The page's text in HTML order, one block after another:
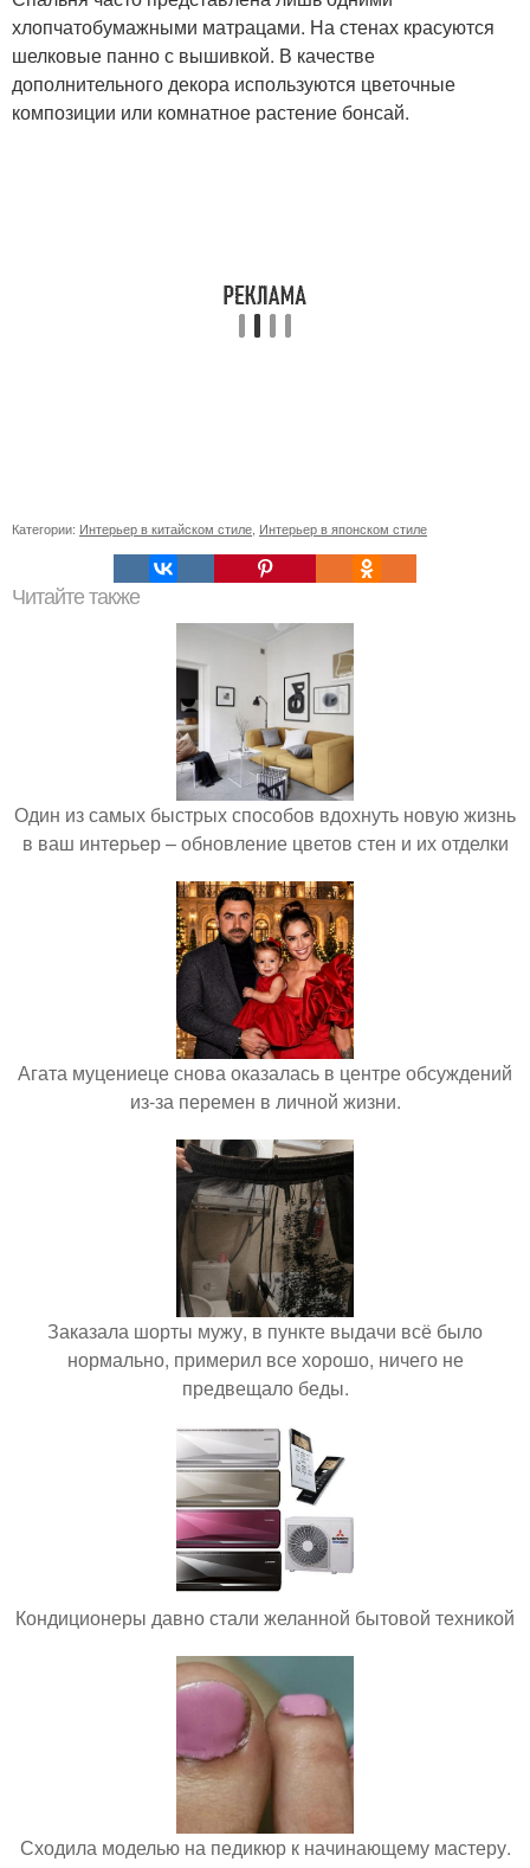
хлопчатобумажными матрацами. На стенах красуются
шелковые панно с вышивкой. В качестве
дополнительного декора используются цветочные
композиции или комнатное растение бонсай.
Категории: Интерьер в китайском стиле Интерьер в японском стиле
Читайте также
Один из самых быстрых способов вдохнуть новую жизнь
в ваш интерьер – обновление цветов стен и их отделки
Агата муцениеце снова оказалась в центре обсуждений
из-за перемен в личной жизни.
Заказала шорты мужу, в пункте выдачи всё было
нормально, примерил все хорошо, ничего не
предвещало беды.
Кондиционеры давно стали желанной бытовой техникой
Сходила моделью на педикюр к начинающему мастеру.